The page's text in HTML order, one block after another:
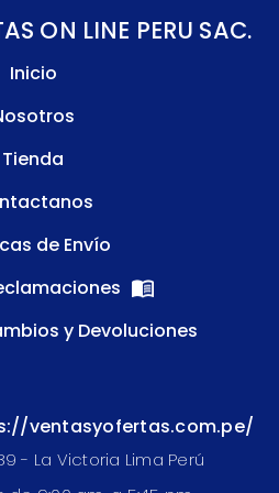
ON LINE PERU SAC.
Inicio
Tienda
de Envío
y Devoluciones
ventasyofertas.com.pe/
- La Victoria Lima Perú